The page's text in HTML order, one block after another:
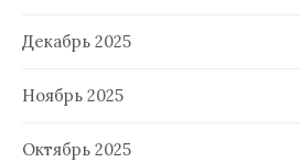
Декабрь 2025
Ноябрь 2025
Октябрь 2025